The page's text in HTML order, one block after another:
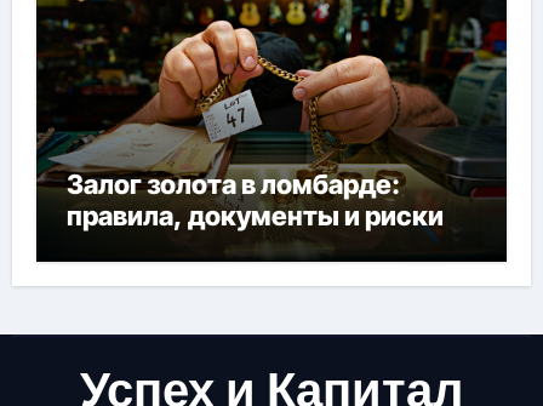
Залог золота в ломбарде:
правила, документы и риски
Успех и Капитал